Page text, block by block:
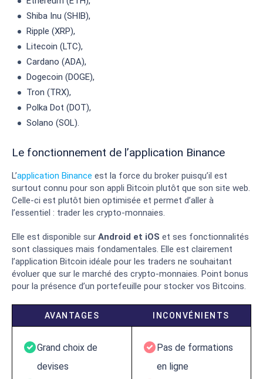
Shiba Inu (SHIB),
Ripple (XRP),
Litecoin (LTC),
Cardano (ADA),
Dogecoin (DOGE),
Tron (TRX),
Polka Dot (DOT),
Solano (SOL).
Le fonctionnement de l’application Binance
L’application Binance est la force du broker puisqu’il est
surtout connu pour son appli Bitcoin plutôt que son site web.
Celle-ci est plutôt bien optimisée et permet d’aller à
l’essentiel : trader les crypto-monnaies.
Elle est disponible sur Android et iOS et ses fonctionnalités
sont classiques mais fondamentales. Elle est clairement
l’application Bitcoin idéale pour les traders ne souhaitant
évoluer que sur le marché des crypto-monnaies. Point bonus
pour la présence d’un portefeuille pour stocker vos Bitcoins.
AVANTAGES INCONVÉNIENTS
Grand choix de
devises
Pas de formations
en ligne